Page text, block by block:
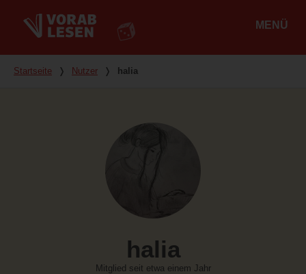
MENÜ
Du bist hier
Startseite ❭ Nutzer ❭ halia
halia
Mitglied seit etwa einem Jahr